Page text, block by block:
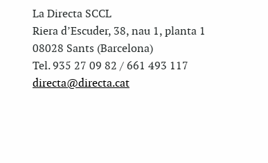
La Directa SCCL
Riera d’Escuder, 38, nau 1, planta 1
08028 Sants (Barcelona)
Tel. 935 27 09 82 / 661 493 117
directa@directa.cat